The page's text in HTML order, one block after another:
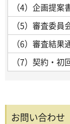
（4）企画提
（5）審査委員
（6）審査結果
（7）契約・初
お問い合わせ